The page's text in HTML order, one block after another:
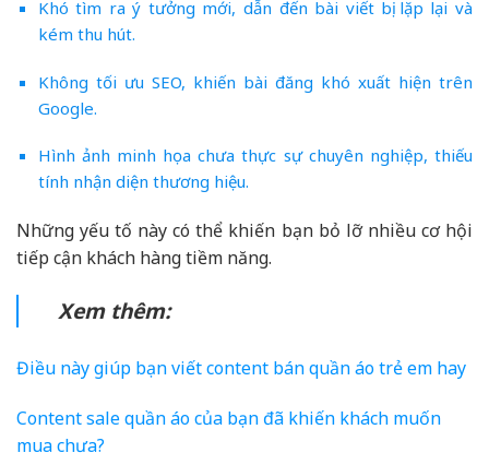
Khó tìm ra ý tưởng mới, dẫn đến bài viết bị lặp lại và
kém thu hút.
Không tối ưu SEO, khiến bài đăng khó xuất hiện trên
Google.
Hình ảnh minh họa chưa thực sự chuyên nghiệp, thiếu
tính nhận diện thương hiệu.
Những yếu tố này có thể khiến bạn bỏ lỡ nhiều cơ hội
tiếp cận khách hàng tiềm năng.
Xem thêm:
Điều này giúp bạn viết content bán quần áo trẻ em hay
Content sale quần áo của bạn đã khiến khách muốn
mua chưa?